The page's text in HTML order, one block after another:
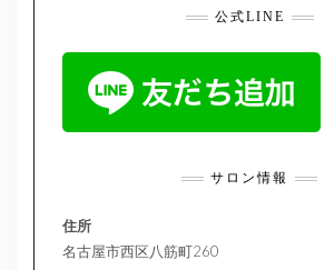
公式LINE
サロン情報
住所
名古屋市西区八筋町260